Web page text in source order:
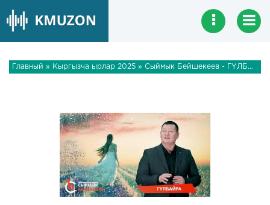
Главный » Кыргызча ырлар 2025 » Сыймык Бейшекеев - ГYЛБАЙРА